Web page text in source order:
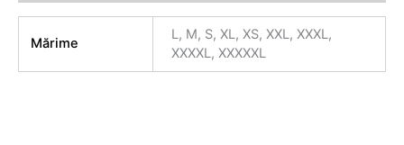
Mărime
L, M, S, XL, XS, XXL, XXXL,
XXXXL, XXXXXL